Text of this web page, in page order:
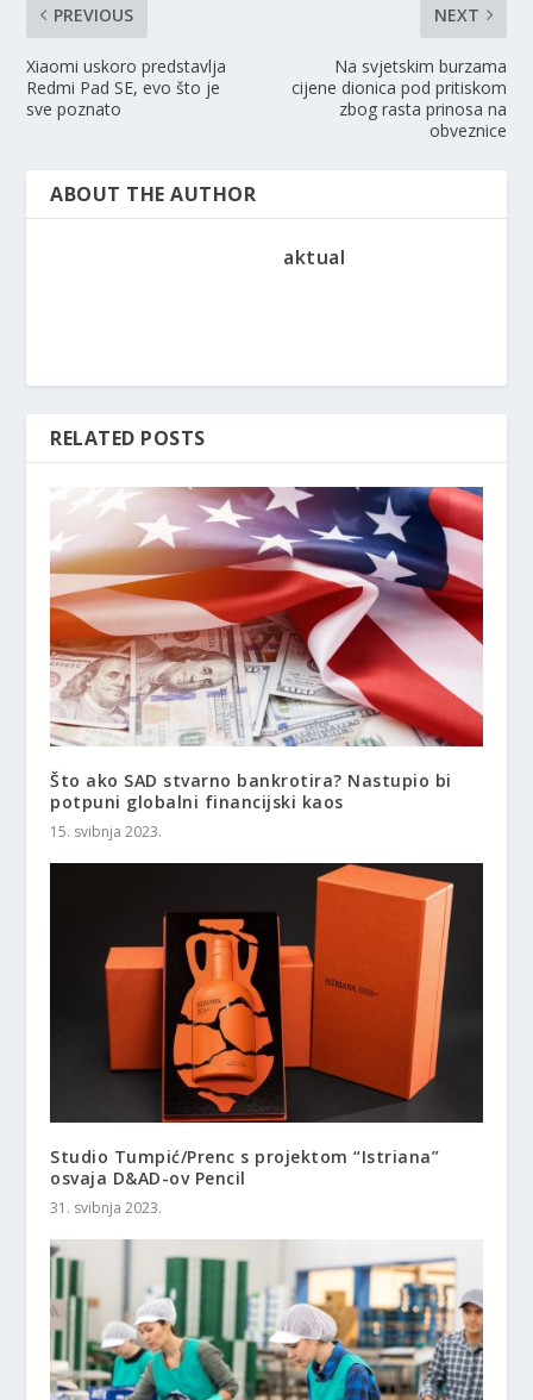
PREVIOUS
Xiaomi uskoro predstavlja
Redmi Pad SE, evo što je
sve poznato
NEXT
Na svjetskim burzama
cijene dionica pod pritiskom
zbog rasta prinosa na
obveznice
ABOUT THE AUTHOR
aktual
RELATED POSTS
Što ako SAD stvarno bankrotira? Nastupio bi
potpuni globalni financijski kaos
15. svibnja 2023.
Studio Tumpić/Prenc s projektom “Istriana”
osvaja D&AD-ov Pencil
31. svibnja 2023.